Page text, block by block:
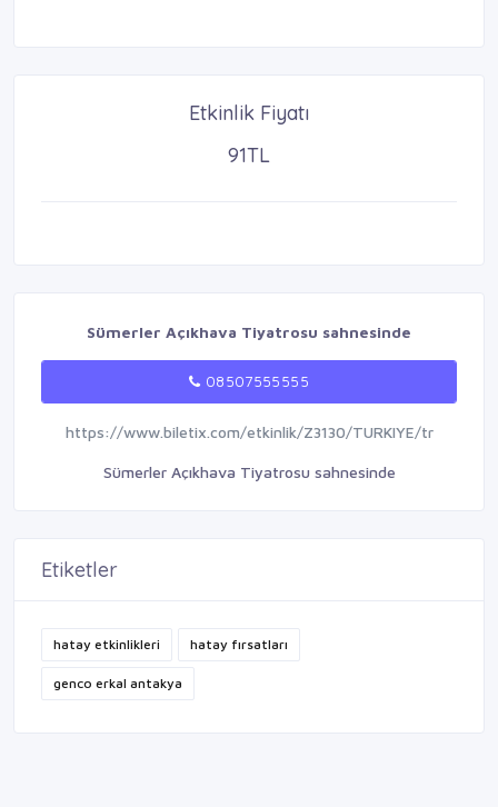
Etkinlik Fiyatı
91TL
Sümerler Açıkhava Tiyatrosu sahnesinde
08507555555
https://www.biletix.com/etkinlik/Z3130/TURKIYE/tr
Sümerler Açıkhava Tiyatrosu sahnesinde
Etiketler
hatay etkinlikleri hatay fırsatları
genco erkal antakya